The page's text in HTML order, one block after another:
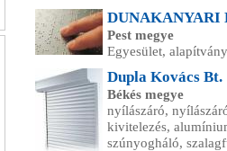
DUNAKANYARI
Pest megye
Egyesület,
Dupla Kovács Bt.
Békés megye
nyílászáró,
kivitelezés,
szúnyogháló,